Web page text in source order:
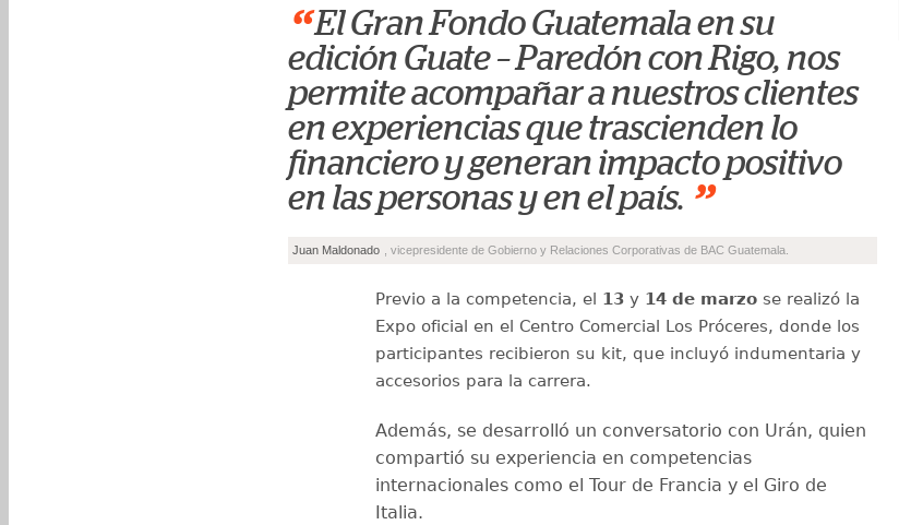
“ El Gran Fondo Guatemala en su
edición Guate – Paredón con Rigo, nos
permite acompañar a nuestros clientes
en experiencias que trascienden lo
financiero y generan impacto positivo
en las personas y en el país. ”
Juan Maldonado , vicepresidente de Gobierno y Relaciones Corporativas de BAC Guatemala.
Previo a la competencia, el 13 y 14 de marzo se realizó la
Expo oficial en el Centro Comercial Los Próceres, donde los
participantes recibieron su kit, que incluyó indumentaria y
accesorios para la carrera.
Además, se desarrolló un conversatorio con Urán, quien
compartió su experiencia en competencias
internacionales como el Tour de Francia y el Giro de
Italia.